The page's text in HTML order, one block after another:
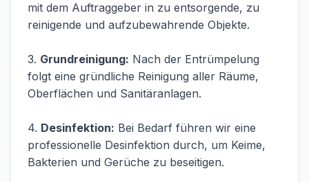
mit dem Auftraggeber in zu entsorgende, zu
reinigende und aufzubewahrende Objekte.
3. Grundreinigung: Nach der Entrümpelung
folgt eine gründliche Reinigung aller Räume,
Oberflächen und Sanitäranlagen.
4. Desinfektion: Bei Bedarf führen wir eine
professionelle Desinfektion durch, um Keime,
Bakterien und Gerüche zu beseitigen.